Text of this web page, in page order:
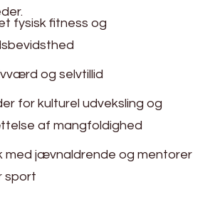
fysisk fitness og
og selvtillid
for kulturel udveksling og
af mangfoldighed
jævnaldrende og mentorer
sport